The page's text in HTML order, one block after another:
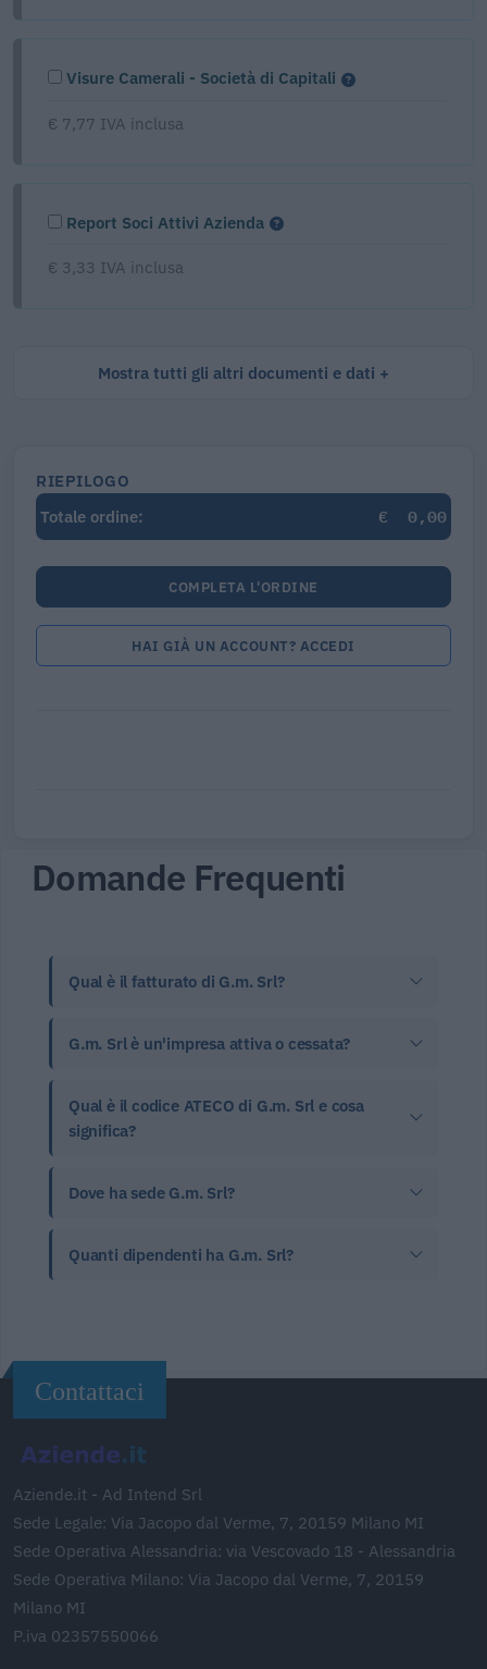
Visure Camerali - Società di Capitali
€ 7,77 IVA inclusa
Report Soci Attivi Azienda
€ 3,33 IVA inclusa
Mostra tutti gli altri documenti e dati
RIEPILOGO
Totale ordine:
€ 0,00
COMPLETA L'ORDINE
HAI GIÀ UN ACCOUNT? ACCEDI
Domande Frequenti
Qual è il fatturato di G.m. Srl?
G.m. Srl è un'impresa attiva o cessata?
Qual è il codice ATECO di G.m. Srl e cosa
significa?
Dove ha sede G.m. Srl?
Quanti dipendenti ha G.m. Srl?
Contattaci
Aziende.it - Ad Intend Srl
Sede Legale: Via Jacopo dal Verme, 7, 20159 Milano MI
Sede Operativa Alessandria: via Vescovado 18 - Alessandria
Sede Operativa Milano: Via Jacopo dal Verme, 7, 20159
Milano MI
P.iva 02357550066